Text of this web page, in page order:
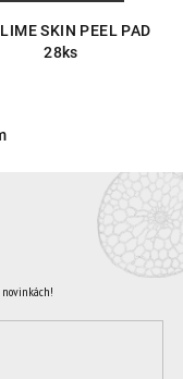
z
5
SKIN PEEL PAD
28ks